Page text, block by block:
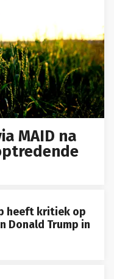
MAID na
heeft kritiek op
Donald Trump in